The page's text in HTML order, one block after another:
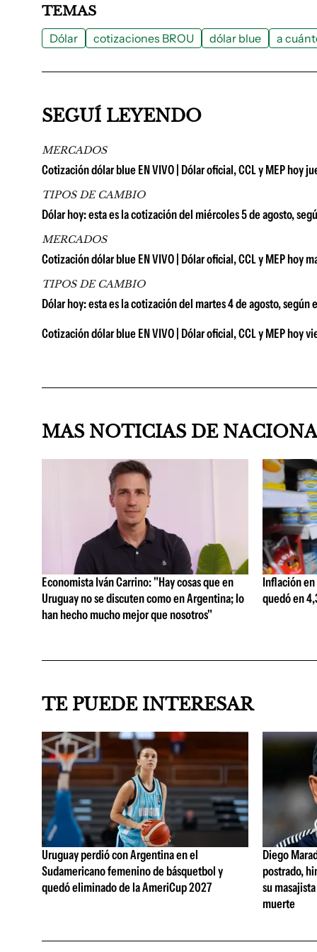
TEMAS
Dólar cotizaciones BROU dólar blue a
SEGUÍ LEYENDO
MERCADOS
Cotización dólar blue EN VIVO | Dólar oficial, CCL y MEP hoy
TIPOS DE CAMBIO
Dólar hoy: esta es la cotización del miércoles 5 de agosto,
MERCADOS
Cotización dólar blue EN VIVO | Dólar oficial, CCL y MEP hoy
TIPOS DE CAMBIO
Dólar hoy: esta es la cotización del martes 4 de agosto, según
Cotización dólar blue EN VIVO | Dólar oficial, CCL y MEP hoy
MAS NOTICIAS DE
Economista Iván Carrino: "Hay cosas que en
Uruguay no se discuten como en Argentina; lo
han hecho mucho mejor que nosotros"
Inflación en
quedó en
TE PUEDE INTERESAR
Uruguay perdió con Argentina en el
Sudamericano femenino de básquetbol y
quedó eliminado de la AmeriCup 2027
Diego
postrado,
su
muerte